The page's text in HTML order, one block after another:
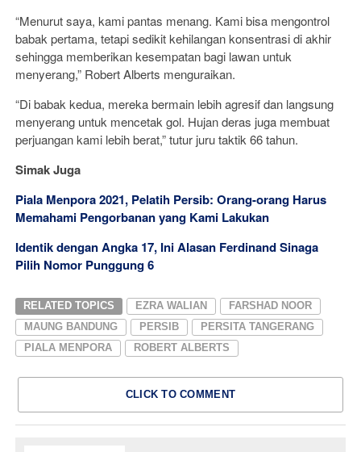
“Menurut saya, kami pantas menang. Kami bisa mengontrol
babak pertama, tetapi sedikit kehilangan konsentrasi di akhir
sehingga memberikan kesempatan bagi lawan untuk
menyerang,” Robert Alberts menguraikan.
“Di babak kedua, mereka bermain lebih agresif dan langsung
menyerang untuk mencetak gol. Hujan deras juga membuat
perjuangan kami lebih berat,” tutur juru taktik 66 tahun.
Simak Juga
Piala Menpora 2021, Pelatih Persib: Orang-orang Harus
Memahami Pengorbanan yang Kami Lakukan
Identik dengan Angka 17, Ini Alasan Ferdinand Sinaga
Pilih Nomor Punggung 6
RELATED TOPICS EZRA WALIAN
FARSHAD NOOR
MAUNG BANDUNG
PERSIB
PERSITA TANGERANG
PIALA MENPORA
ROBERT ALBERTS
CLICK TO COMMENT